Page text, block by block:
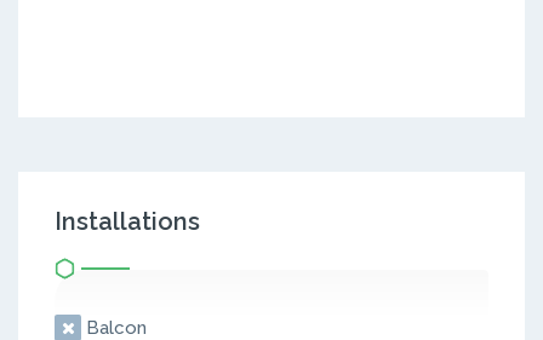
Installations
Balcon